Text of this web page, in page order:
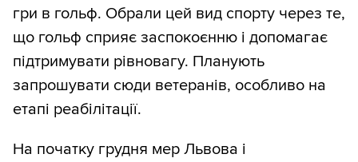
гри в гольф. Обрали цей вид спорту через те,
що гольф сприяє заспокоєнню і допомагає
підтримувати рівновагу. Планують
запрошувати сюди ветеранів, особливо на
етапі реабілітації.
На початку грудня мер Львова і